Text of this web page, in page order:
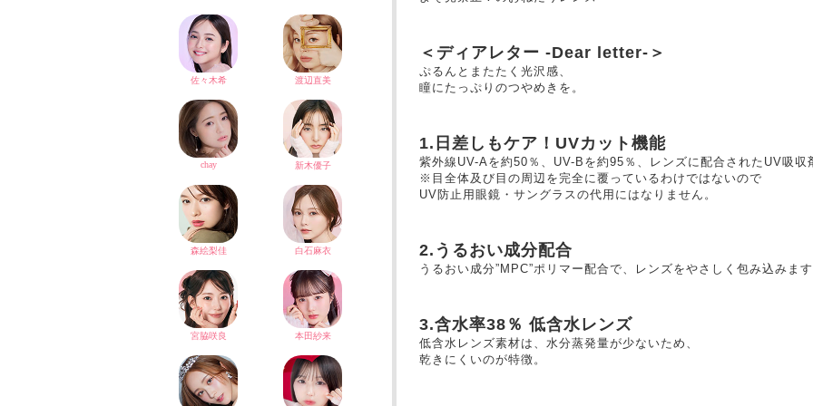
＜ディアレター -Dear letter-＞
ぷるんとまたたく光沢感、
瞳にたっぷりのつやめきを。
1.日差しもケア！UVカット機能
紫外線UV-Aを約50％、UV-Bを約95％、レンズに配合されたUV吸収
※目全体及び目の周辺を完全に覆っているわけではないので
UV防止用眼鏡・サングラスの代用にはなりません。
2.うるおい成分配合
うるおい成分”MPC”ポリマー配合で、レンズをやさしく包み込みます
3.含水率38％ 低含水レンズ
低含水レンズ素材は、水分蒸発量が少ないため、
乾きにくいのが特徴。